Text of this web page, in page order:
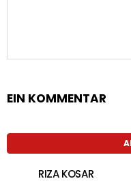
EIN KOMMENTAR
RIZA KOSAR